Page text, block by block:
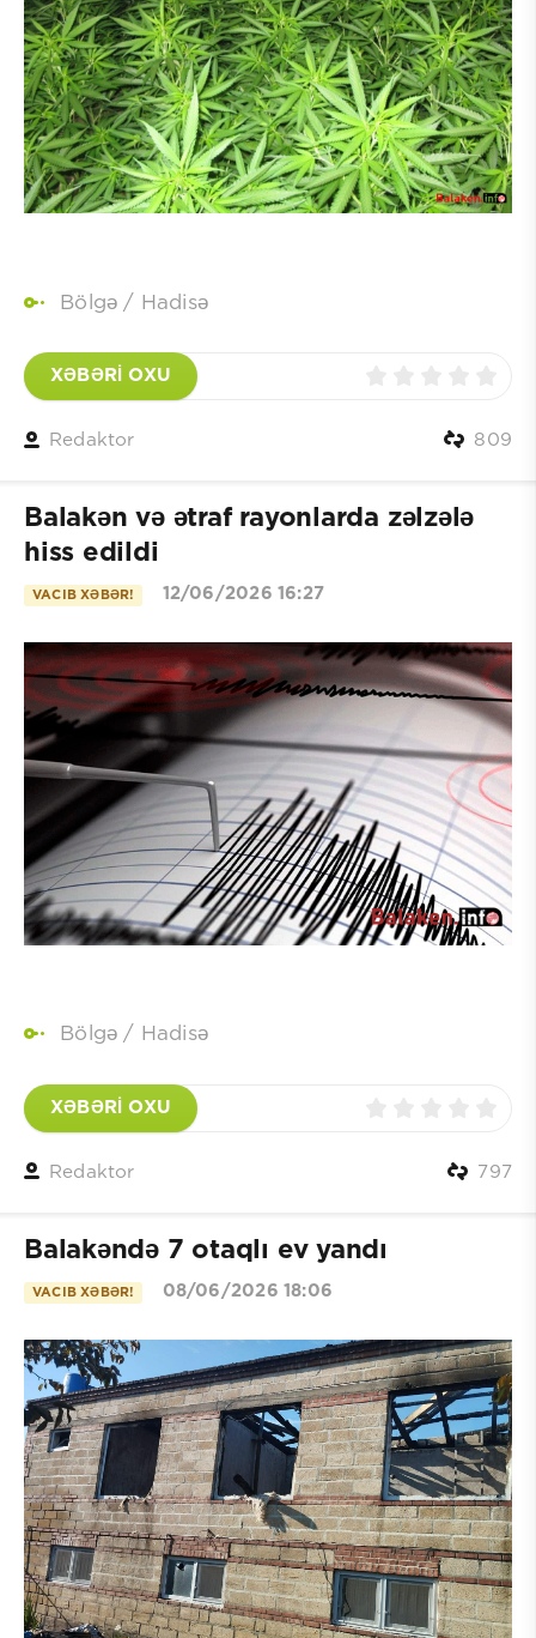
Bölgə / Hadisə
XƏBƏRİ OXU
Redaktor 809
Balakən və ətraf rayonlarda zəlzələ
hiss edildi
VACIB XƏBƏR! 12/06/2026 16:27
Bölgə / Hadisə
XƏBƏRİ OXU
Redaktor 797
Balakəndə 7 otaqlı ev yandı
VACIB XƏBƏR! 08/06/2026 18:06